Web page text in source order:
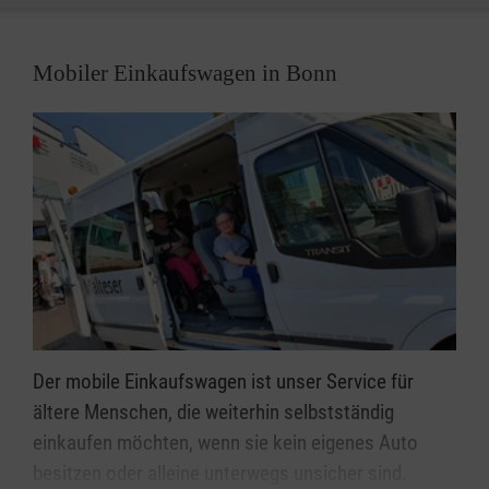
an und bestellen Sie Ihr erstes Menü.
Mobiler Einkaufswagen in Bonn
Der mobile Einkaufswagen ist unser Service für
ältere Menschen, die weiterhin selbstständig
einkaufen möchten, wenn sie kein eigenes Auto